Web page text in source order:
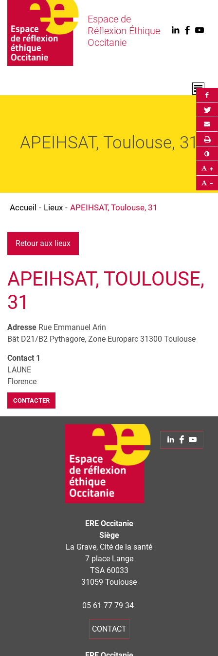
Espace de
Réflexion Éthique
Occitanie
Linkedin
APEIHSAT, Toulouse, 31
Accueil Lieux APEIHSAT, Toulouse, 31
Retour aux lieux
APEIHSAT, TOULOUSE,
31
Adresse Rue Emmanuel Arin
Bât D21/B2 Pythagore, Zone Europarc 31300 Toulouse
Contact 1
LAUNE
Florence
CONTACTER
Linkedin
ERE Occitanie
Siège
La Grave, Cité de la santé
7 place Lange
TSA 60033
31059 Toulouse
05 61 77 79 34
CONTACT